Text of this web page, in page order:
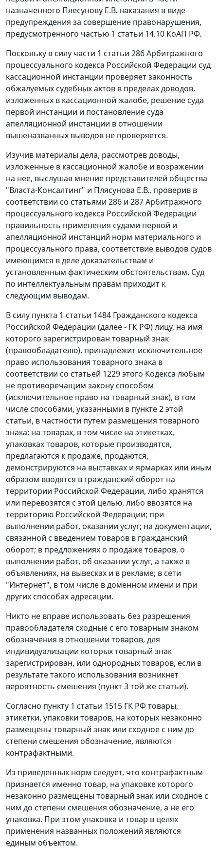
назначенного Плесунову Е.В. наказания в виде
предупреждения за совершение правонарушения,
предусмотренного частью 1 статьи 14.10 КоАП РФ.
Поскольку в силу части 1 статьи 286 Арбитражного
процессуального кодекса Российской Федерации суд
кассационной инстанции проверяет законность
обжалуемых судебных актов в пределах доводов,
изложенных в кассационной жалобе, решение суда
первой инстанции и постановление суда
апелляционной инстанции в отношении
вышеназванных выводов не проверяется.
Изучив материалы дела, рассмотрев доводы,
изложенные в кассационной жалобе и возражении
на нее, выслушав мнение представителей общества
"Власта-Консалтинг" и Плясунова Е.В., проверив в
соответствии со статьями 286 и 287 Арбитражного
процессуального кодекса Российской Федерации
правильность применения судами первой и
апелляционной инстанций норм материального и
процессуального права, соответствие выводов судов
имеющимся в деле доказательствам и
установленным фактическим обстоятельствам, Суд
по интеллектуальным правам приходит к
следующим выводам.
В силу пункта 1 статьи 1484 Гражданского кодекса
Российской Федерации (далее - ГК РФ) лицу, на имя
которого зарегистрирован товарный знак
(правообладателю), принадлежит исключительное
право использования товарного знака в
соответствии со статьей 1229 этого Кодекса любым
не противоречащим закону способом
(исключительное право на товарный знак), в том
числе способами, указанными в пункте 2 этой
статьи, в частности путем размещения товарного
знака: на товарах, в том числе на этикетках,
упаковках товаров, которые производятся,
предлагаются к продаже, продаются,
демонстрируются на выставках и ярмарках или иным
образом вводятся в гражданский оборот на
территории Российской Федерации, либо хранятся
или перевозятся с этой целью, либо ввозятся на
территорию Российской Федерации; при
выполнении работ, оказании услуг; на документации,
связанной с введением товаров в гражданский
оборот; в предложениях о продаже товаров, о
выполнении работ, об оказании услуг, а также в
объявлениях, на вывесках и в рекламе; в сети
"Интернет", в том числе в доменном имени и при
других способах адресации.
Никто не вправе использовать без разрешения
правообладателя сходные с его товарным знаком
обозначения в отношении товаров, для
индивидуализации которых товарный знак
зарегистрирован, или однородных товаров, если в
результате такого использования возникнет
вероятность смешения (пункт 3 той же статьи).
Согласно пункту 1 статьи 1515 ГК РФ товары,
этикетки, упаковки товаров, на которых незаконно
размещены товарный знак или сходное с ним до
степени смешения обозначение, являются
контрафактными.
Из приведенных норм следует, что контрафактным
признается именно товар, на упаковке которого
незаконно размещены товарный знак или сходное с
ним до степени смешения обозначение, а не его
упаковка. При этом упаковка и товар в целях
применения названных положений являются
единым объектом.